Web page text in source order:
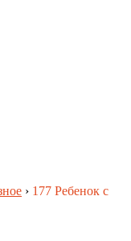
› 177 Ребенок с